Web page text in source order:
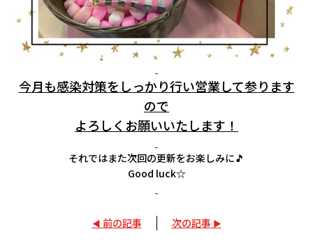
今月も感染対策をしっかり行い営業して参ります
ので
よろしくお願いいたします！
それではまた次回の更新をお楽しみに🎵
Good luck☆
前の記事 次の記事